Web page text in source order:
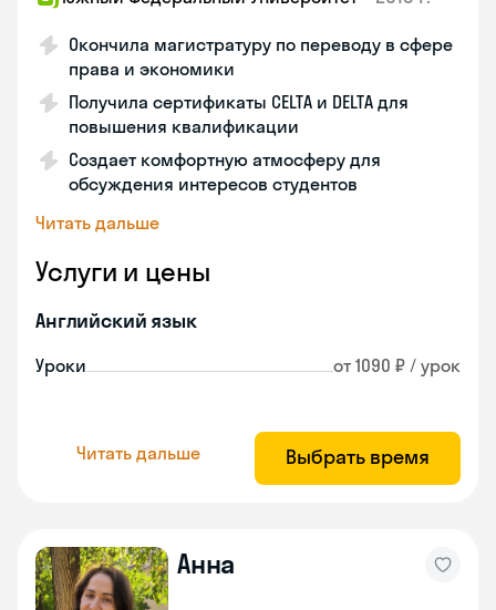
Окончила магистратуру по переводу в сфере
права и экономики
Получила сертификаты CELTA и DELTA для
повышения квалификации
Создает комфортную атмосферу для
обсуждения интересов студентов
Читать дальше
Услуги и цены
Английский язык
Уроки от 1090 ₽ / урок
Читать дальше Выбрать время
Анна